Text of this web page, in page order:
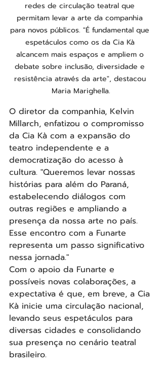
redes de circulação teatral que
permitam levar a arte da companhia
para novos públicos. "É fundamental que
espetáculos como os da Cia Kà
alcancem mais espaços e ampliem o
debate sobre inclusão, diversidade e
resistência através da arte", destacou
Maria Marighella.
O diretor da companhia, Kelvin
Millarch, enfatizou o compromisso
da Cia Kà com a expansão do
teatro independente e a
democratização do acesso à
cultura. "Queremos levar nossas
histórias para além do Paraná,
estabelecendo diálogos com
outras regiões e ampliando a
presença da nossa arte no país.
Esse encontro com a Funarte
representa um passo significativo
nessa jornada."
Com o apoio da Funarte e
possíveis novas colaborações, a
expectativa é que, em breve, a Cia
Kà inicie uma circulação nacional,
levando seus espetáculos para
diversas cidades e consolidando
sua presença no cenário teatral
brasileiro.